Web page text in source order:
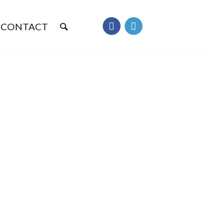
CONTACT